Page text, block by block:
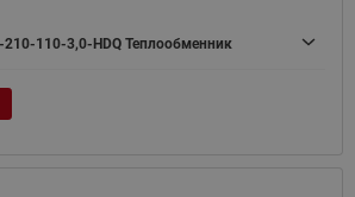
210-110-3,0-HDQ Теплообменник